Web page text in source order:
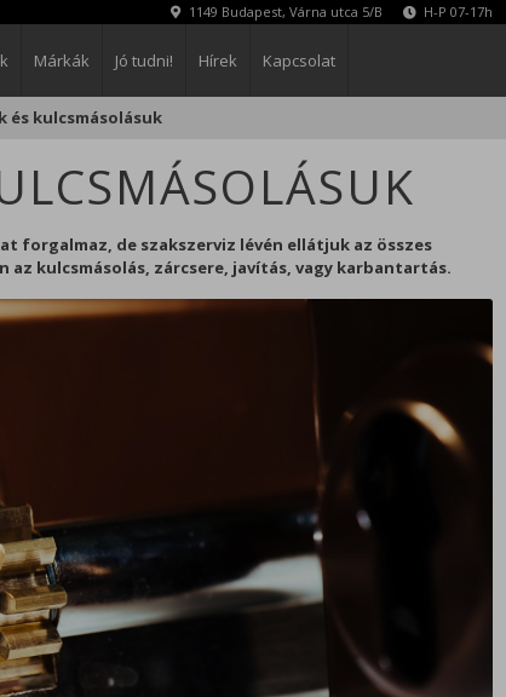
1149 Budapest, Várna utca 5/B H-P 07-17h
Márkák Jó tudni! Hírek Kapcsolat
és kulcsmásolásuk
Bezárás
de szakszerviz lévén ellátjuk az összes
kulcsmásolás, zárcsere, javítás, vagy karbantartás.